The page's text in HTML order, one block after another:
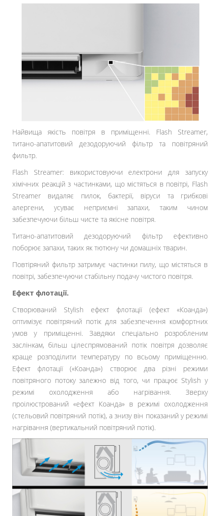
Найвища якість повітря в приміщенні. Flash Streamer,
титано-апатитовий дезодоруючий фільтр та повітряний
фильтр.
Flash Streamer: використовуючи електрони для запуску
хімічних реакцій з частинками, що містяться в повітрі, Flash
Streamer видаляє пилок, бактерії, віруси та грибкові
алергени, усуває неприємні запахи, таким чином
забезпечуючи більш чисте та якісне повітря.
Титано-апатитовий дезодоруючий фільтр ефективно
поборює запахи, таких як тютюну чи домашніх тварин.
Повтіряний фильтр затримує частинки пилу, що містяться в
повітрі, забезпечуючи стабільну подачу чистого повітря.
Ефект флотації.
Створюваний Stylish ефект флотації (ефект «Коанда»)
оптимізує повітряний потік для забезпечення комфортних
умов у приміщенні. Завдяки спеціально розробленим
заслінкам, більш цілеспрямований потік повітря дозволяє
краще розподілити температуру по всьому приміщенню.
Ефект флотації («Коанда») створює два різні режими
повітряного потоку залежно від того, чи працює Stylish у
режимі охолодження або нагрівання. Зверху
проілюстрований «ефект Коанда» в режимі охолодження
(стельовий повітряний потік), а знизу він показаний у режимі
нагрівання (вертикальний повітряний потік).